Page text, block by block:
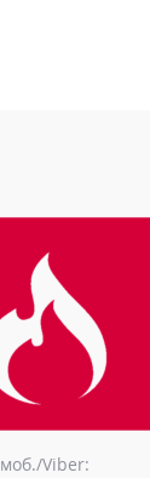
моб./Viber: